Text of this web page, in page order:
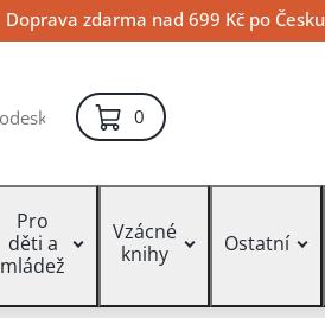
Doprava zdarma nad 699 Kč po Česku
0položek – košík
Pro
děti a
mládež
Vzácné
knihy
Ostatní